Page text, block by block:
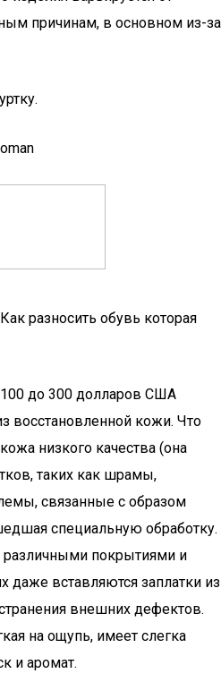
причинам, в основном из-за
разносить обувь которая
до 300 долларов США
восстановленной кожи. Что
низкого качества (она
таких как шрамы,
связанные с образом
специальную обработку.
покрытиями и
даже вставляются заплатки из
внешних дефектов.
на ощупь, имеет слегка
и аромат.